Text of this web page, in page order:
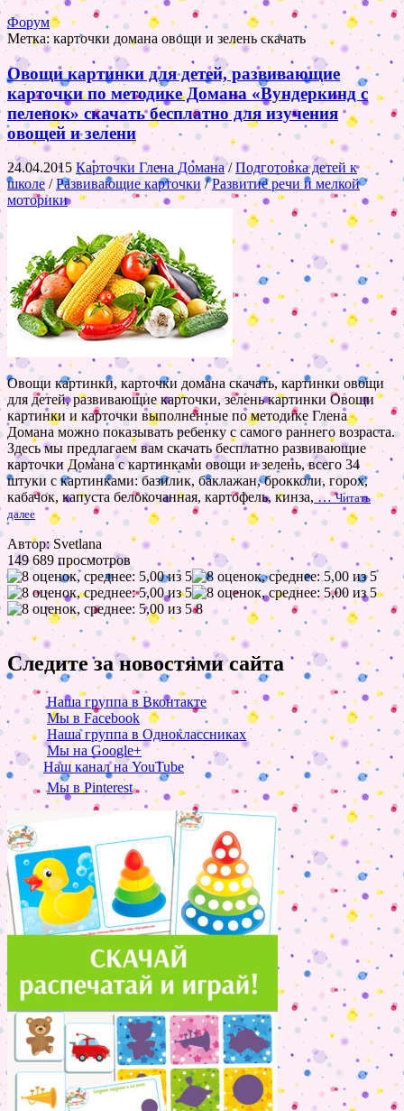
Форум
Метка:карточки домана овощи и зелень скачать
Овощи картинки для детей, развивающие
карточки по методике Домана «Вундеркинд с
пеленок» скачать бесплатно для изучения
овощей и зелени
24.04.2015Карточки Глена Домана/Подготовка детей к
школе /Развивающие карточки /Развитие речи и мелкой
моторики
Овощи картинки, карточки домана скачать, картинки овощи
для детей, развивающие карточки, зелень картинки Овощи
картинки и карточки выполненные по методике Глена
Домана можно показывать ребенку с самого раннего возраста.
Здесь мы предлагаем вам скачать бесплатно развивающие
карточки Домана с картинками овощи и зелень, всего 34
штуки с картинками: базилик, баклажан, брокколи, горох,
кабачок, капуста белокочанная, картофель, кинза, …Читать
далее
Автор: Svetlana
149 689 просмотров
8
Следите за новостями сайта
Наша группа в Вконтакте
Мы в Facebook
Наша группа в Одноклассниках
Мы на Google+
Наш канал на YouTube
Мы в Pinterest